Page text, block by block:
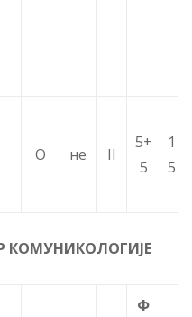
О не II
5+
5
1
5
КОМУНИКОЛОГИЈЕ
Ф